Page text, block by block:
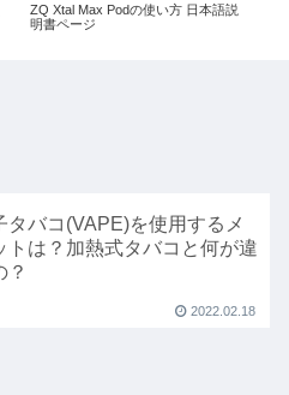
ZQ Xtal Max Podの使い方 日本語説
明書ページ
タバコ(VAPE)を使用するメ
トは？加熱式タバコと何が違
？
2022.02.18